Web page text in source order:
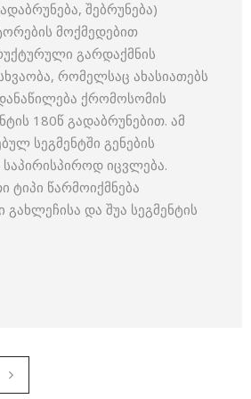
შებრუნება)
მოქმედებით
გარდაქმნის
რომელსაც ახასიათებს
ქრომოსომის
180წ გადაბრუნებით. ამ
სეგმენტში გენების
საპირისპიროდ იცვლება.
ტიპი წარმოიქმნება
და შუა სეგმენტის